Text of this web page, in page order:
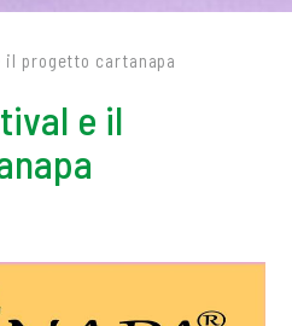
progetto cartanapa
e il